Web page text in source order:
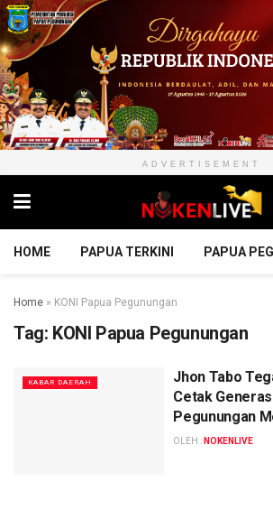
ADVERTISEMENT
HOME PAPUA TERKINI PAPUA
Home » KONI Papua Pegunungan
Tag: KONI Papua Pegunungan
KABAR DAERAH
Jhon Tabo
Cetak
Pegunungan
OLEH : NOKENLIVE